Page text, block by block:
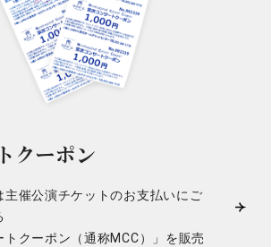
クーポン
主催公演チケットのお支払いにご
トクーポン（通称MCC）」を販売